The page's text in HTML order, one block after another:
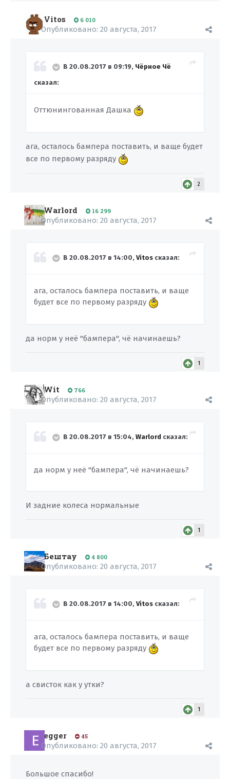
Vitos 6 010
Опубликовано: 20 августа, 2017
В 20.08.2017 в 09:19, Чёрное Чё
сказал:
Оттюнингованная Дашка
ага, осталось бампера поставить, и ваще будет
все по первому разряду
2
Warlord 16 299
Опубликовано: 20 августа, 2017
В 20.08.2017 в 14:00, Vitos сказал:
ага, осталось бампера поставить, и ваще
будет все по первому разряду
да норм у неё "бампера", чё начинаешь?
1
Wit 766
Опубликовано: 20 августа, 2017
В 20.08.2017 в 15:04, Warlord сказал:
да норм у неё "бампера", чё начинаешь?
И задние колеса нормальные
1
Бештау 4 800
Опубликовано: 20 августа, 2017
В 20.08.2017 в 14:00, Vitos сказал:
ага, осталось бампера поставить, и ваще
будет все по первому разряду
а свисток как у утки?
1
egger 45
Опубликовано: 20 августа, 2017
Большое спасибо!